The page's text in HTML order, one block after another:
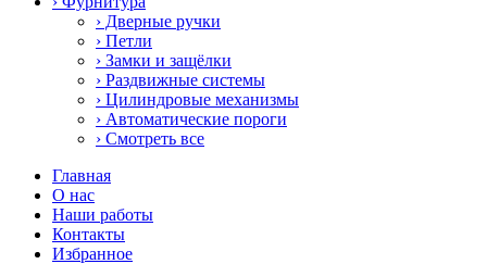
› Дверные ручки
› Петли
› Замки и защёлки
› Раздвижные системы
› Цилиндровые механизмы
› Автоматические пороги
› Смотреть все
Главная
О нас
Наши работы
Контакты
Избранное